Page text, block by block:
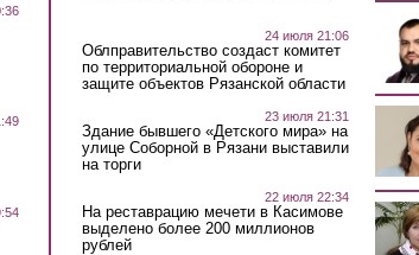
24 июля 21:06
Облправительство создаст комитет
по территориальной обороне и
защите объектов Рязанской области
23 июля 21:31
Здание бывшего «Детского мира» на
улице Соборной в Рязани выставили
на торги
22 июля 22:34
На реставрацию мечети в Касимове
выделено более 200 миллионов
рублей